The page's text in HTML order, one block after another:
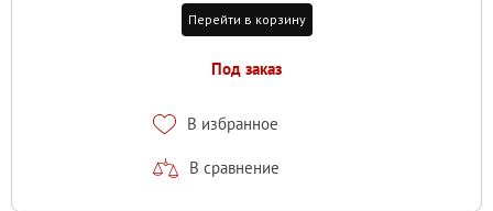
Перейти в корзину
Под заказ
В избранное
В сравнение